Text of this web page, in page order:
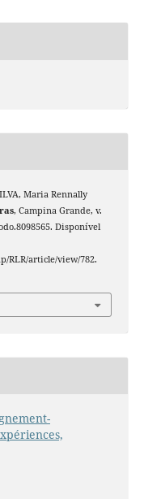
Maria Rennally
, Campina Grande, v.
Disponível
RLR/article/view/782.